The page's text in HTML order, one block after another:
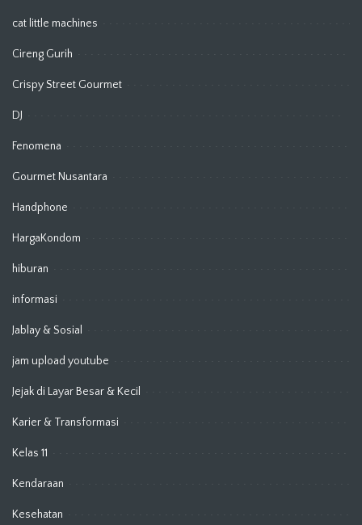
cat little machines
Cireng Gurih
Crispy Street Gourmet
DJ
Fenomena
Gourmet Nusantara
Handphone
HargaKondom
hiburan
informasi
Jablay & Sosial
jam upload youtube
Jejak di Layar Besar & Kecil
Karier & Transformasi
Kelas 11
Kendaraan
Kesehatan